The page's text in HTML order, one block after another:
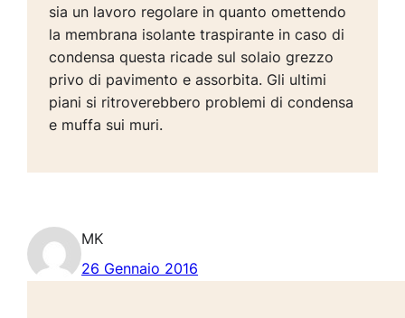
sia un lavoro regolare in quanto omettendo
la membrana isolante traspirante in caso di
condensa questa ricade sul solaio grezzo
privo di pavimento e assorbita. Gli ultimi
piani si ritroverebbero problemi di condensa
e muffa sui muri.
MK
26 Gennaio 2016